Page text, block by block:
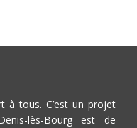
à tous. C’est un projet
lès-Bourg est de